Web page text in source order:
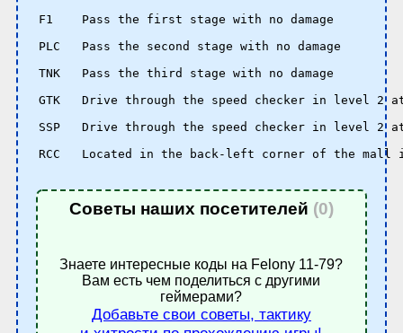
F1    Pass the first stage with no damage
PLC   Pass the second stage with no damage
TNK   Pass the third stage with no damage
GTK   Drive through the speed checker in level 2 at
SSP   Drive through the speed checker in level 2 at
RCC   Located in the back-left corner of the
Советы наших посетителей (0)
Знаете интересные коды на Felony 11-79?
Вам есть чем поделиться с другими
геймерами?
Добавьте свои советы, тактику